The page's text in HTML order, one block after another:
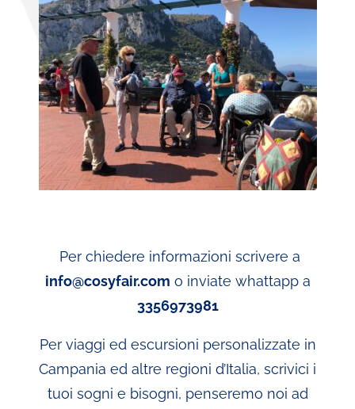
Per chiedere informazioni scrivere a
info@cosyfair.com o inviate whattapp a
3356973981
Per viaggi ed escursioni personalizzate in
Campania ed altre regioni d’Italia, scrivici i
tuoi sogni e bisogni, penseremo noi ad